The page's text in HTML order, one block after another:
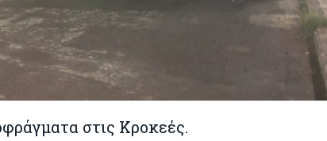
στις Κροκεές.